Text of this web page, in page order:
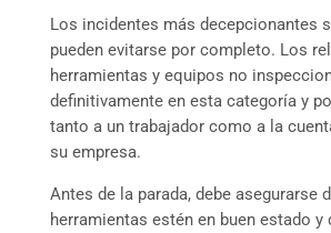
Los incidentes más decepcionantes
pueden evitarse por completo. Los
herramientas y equipos no
definitivamente en esta categoría y
tanto a un trabajador como a la
su empresa.
Antes de la parada, debe asegurarse
herramientas estén en buen estado y